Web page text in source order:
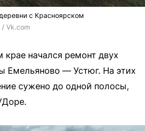
с Красноярском
Vk.com
крае начался ремонт двух
Емельяново — Устюг. На этих
сужено до одной полосы,